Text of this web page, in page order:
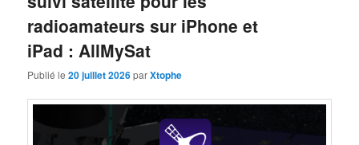
radioamateurs sur iPhone et
iPad : AllMySat
Publié le20 juillet 2026parXtophe